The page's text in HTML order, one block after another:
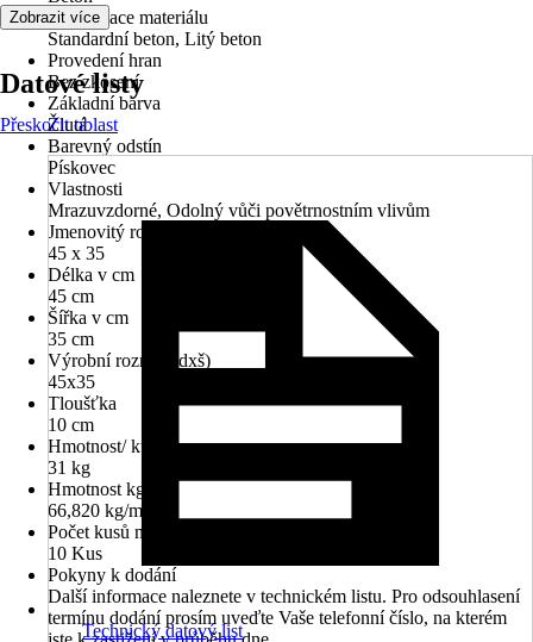
Specifikace materiálu
Standardní beton, Litý beton
Provedení hran
Bez zkosení
Základní barva
Žlutá
Barevný odstín
Pískovec
Vlastnosti
Mrazuvzdorné, Odolný vůči povětrnostním vlivům
Jmenovitý rozměr v cm
45 x 35
Délka v cm
45 cm
Šířka v cm
35 cm
Výrobní rozměr (dxš)
45x35
Tloušťka
10 cm
Hmotnost/ kus
31 kg
Hmotnost kg/m²
66,820 kg/m²
Počet kusů na paletě
10 Kus
Pokyny k dodání
Další informace naleznete v technickém listu. Pro odsouhlasení
termínu dodání prosím uveďte Vaše telefonní číslo, na kterém
Zobrazit více
Datové listy
Přeskočit oblast
Technický datový list